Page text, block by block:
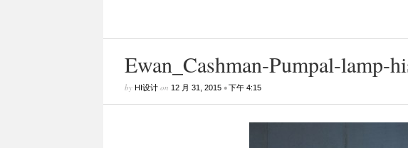
Ewan_Cashman-Pumpal-lamp-
by HI设计on 12 月 31, 2015•下午 4:15